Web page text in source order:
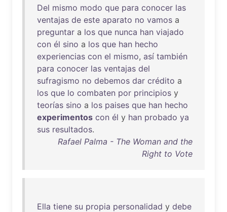
Del mismo modo que para conocer las
ventajas de este aparato no vamos a
preguntar a los que nunca han viajado
con él sino a los que han hecho
experiencias con el mismo, así también
para conocer las ventajas del
sufragismo no debemos dar crédito a
los que lo combaten por principios y
teorías sino a los paises que han hecho
experimentos con él y han probado ya
sus resultados.
Rafael Palma - The Woman and the
Right to Vote
Ella tiene su propia personalidad y debe